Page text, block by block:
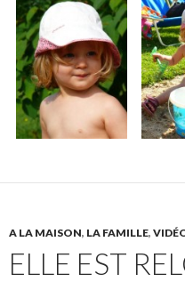
A LA MAISON, LA FAMILLE,
ELLE EST